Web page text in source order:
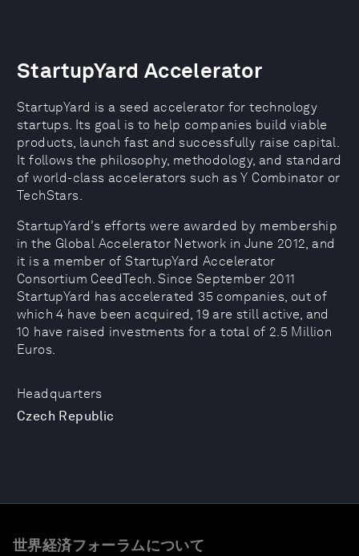
Headquarters
Czech Republic
StartupYard Accelerator
StartupYard is a seed accelerator for technology
startups. Its goal is to help companies build viable
products, launch fast and successfully raise capital.
It follows the philosophy, methodology, and standard
of world-class accelerators such as Y Combinator or
TechStars.
StartupYard’s efforts were awarded by membership
in the Global Accelerator Network in June 2012, and
it is a member of StartupYard Accelerator
Consortium CeedTech. Since September 2011
StartupYard has accelerated 35 companies, out of
which 4 have been acquired, 19 are still active, and
10 have raised investments for a total of 2.5 Million
Euros.
世界経済フォーラムについて